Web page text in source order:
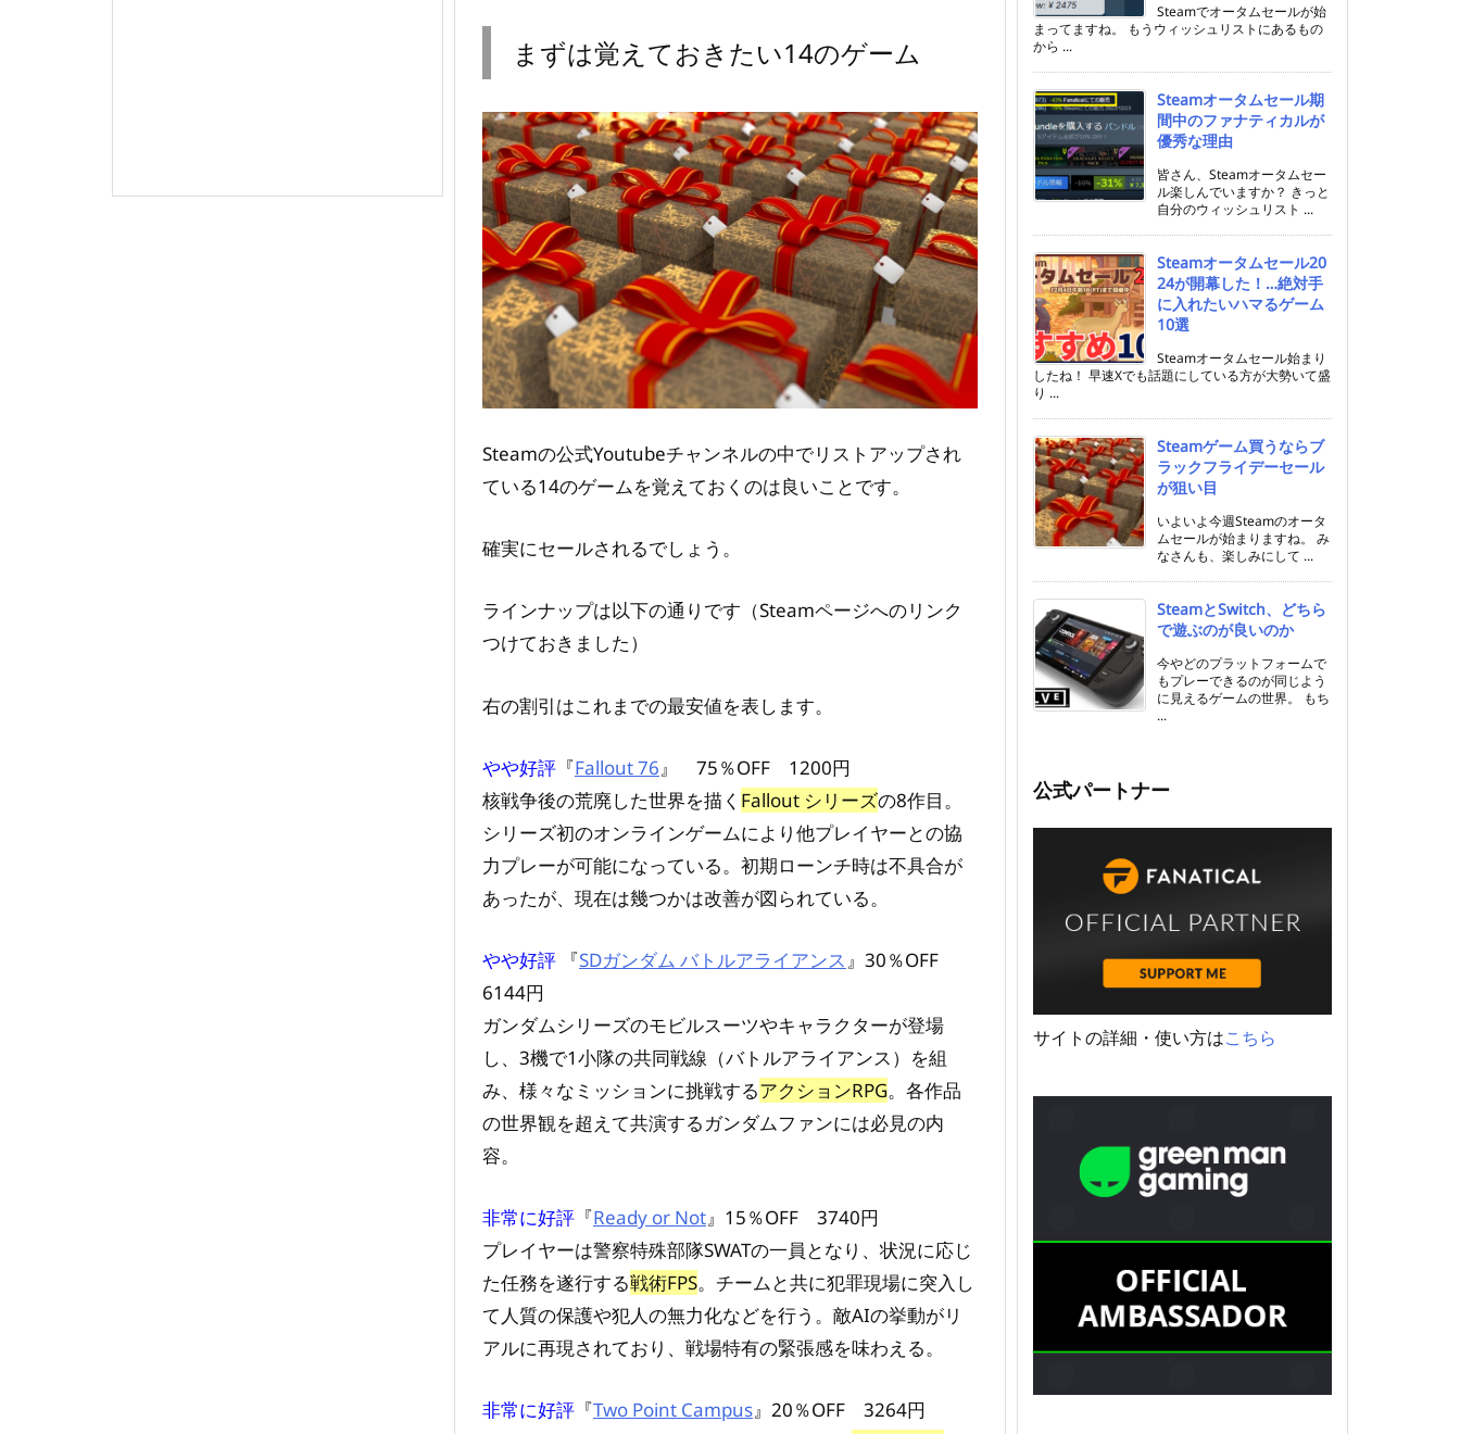
まずは覚えておきたい14のゲーム
Steamの公式Youtubeチャンネルの中でリストアップされ
ている14のゲームを覚えておくのは良いことです。
確実にセールされるでしょう。
ラインナップは以下の通りです（Steamページへのリンク
つけておきました）
右の割引はこれまでの最安値を表します。
やや好評 『Fallout 76』 75％OFF 1200円
核戦争後の荒廃した世界を描く Fallout シリーズの8作目。
シリーズ初のオンラインゲームにより他プレイヤーとの協
力プレーが可能になっている。初期ローンチ時は不具合が
あったが、現在は幾つかは改善が図られている。
やや好評 『SDガンダム バトルアライアンス』30％OFF
6144円
ガンダムシリーズのモビルスーツやキャラクターが登場
し、3機で1小隊の共同戦線（バトルアライアンス）を組
み、様々なミッションに挑戦するアクションRPG。各作品
の世界観を超えて共演するガンダムファンには必見の内
容。
非常に好評 『Ready or Not』15％OFF 3740円
プレイヤーは警察特殊部隊SWATの一員となり、状況に応じ
た任務を遂行する戦術FPS。チームと共に犯罪現場に突入し
て人質の保護や犯人の無力化などを行う。敵AIの挙動がリ
アルに再現されており、戦場特有の緊張感を味わえる。
非常に好評 『Two Point Campus』20％OFF 3264円
Steamでオータムセールが始
まってますね。 もうウィッシュリストにあるもの
から ...
Steamオータムセール期
間中のファナティカルが
優秀な理由
皆さん、Steamオータムセー
ル楽しんでいますか？ きっと
自分のウィッシュリスト ...
Steamオータムセール20
24が開幕した！…絶対手
に入れたいハマるゲーム
10選
Steamオータムセール始まり
したね！ 早速Xでも話題にしている方が大勢いて盛
り ...
Steamゲーム買うならブ
ラックフライデーセール
が狙い目
いよいよ今週Steamのオータ
ムセールが始まりますね。 み
なさんも、楽しみにして ...
SteamとSwitch、どちら
で遊ぶのが良いのか
今やどのプラットフォームで
もプレーできるのが同じよう
に見えるゲームの世界。 もち
...
公式パートナー
サイトの詳細・使い方はこちら